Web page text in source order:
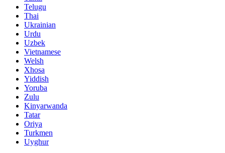
Telugu
Thai
Ukrainian
Urdu
Uzbek
Vietnamese
Welsh
Xhosa
Yiddish
Yoruba
Zulu
Kinyarwanda
Tatar
Oriya
Turkmen
Uyghur